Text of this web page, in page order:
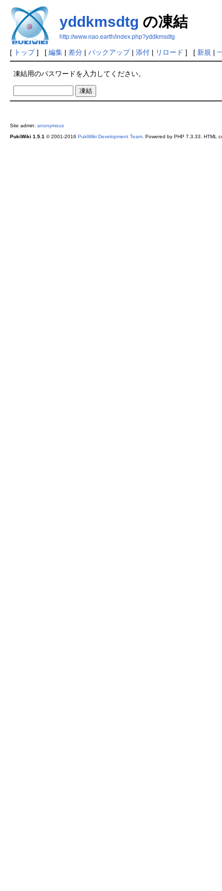
yddkmsdtg の凍結
http://www.nao.earth/index.php?yddkmsdtg
[ トップ] [ 編集| 差分| バックアップ| 添付| リロード ] [ 新規 |
凍結用のパスワードを入力してください。
Site admin: anonymous
PukiWiki 1.5.1© 2001-2016 PukiWiki Development Team. Powered by PHP 7.3.33. HTML